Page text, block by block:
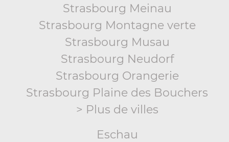
Strasbourg Meinau
Strasbourg Montagne verte
Strasbourg Musau
Strasbourg Neudorf
Strasbourg Orangerie
Strasbourg Plaine des Bouchers
> Plus de villes
Eschau